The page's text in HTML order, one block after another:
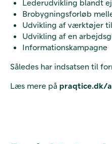
Lederudvikling blandt
Brobygningsforløb
Udvikling af værktøjer
Udvikling af en
Informationskampagne
Således har indsatsen til
Læs mere på praqtice.dk/